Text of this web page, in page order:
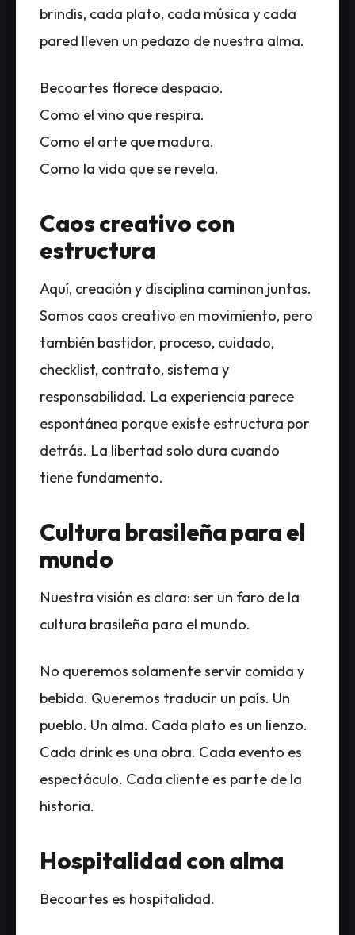
brindis, cada plato, cada música y cada
pared lleven un pedazo de nuestra alma.
Becoartes florece despacio.
Como el vino que respira.
Como el arte que madura.
Como la vida que se revela.
Caos creativo con
estructura
Aquí, creación y disciplina caminan juntas.
Somos caos creativo en movimiento, pero
también bastidor, proceso, cuidado,
checklist, contrato, sistema y
responsabilidad. La experiencia parece
espontánea porque existe estructura por
detrás. La libertad solo dura cuando
tiene fundamento.
Cultura brasileña para el
mundo
Nuestra visión es clara: ser un faro de la
cultura brasileña para el mundo.
No queremos solamente servir comida y
bebida. Queremos traducir un país. Un
pueblo. Un alma. Cada plato es un lienzo.
Cada drink es una obra. Cada evento es
espectáculo. Cada cliente es parte de la
historia.
Hospitalidad con alma
Becoartes es hospitalidad.